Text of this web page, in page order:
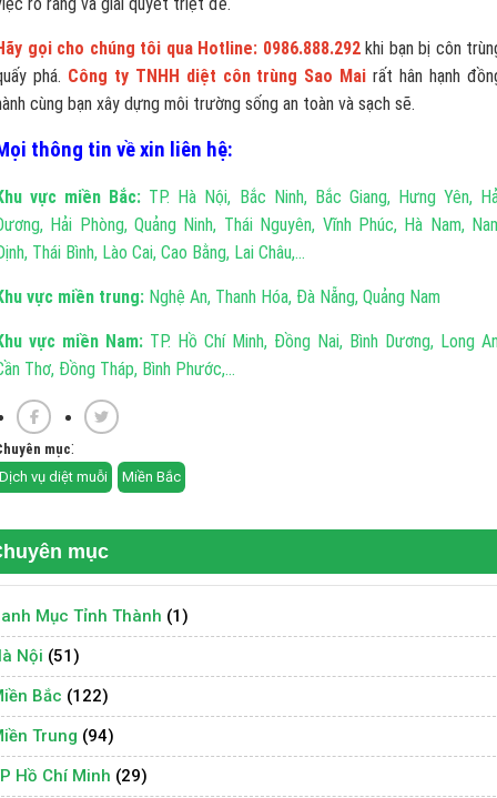
mục
Mục Tỉnh Thành (1)
Nội (51)
Bắc (122)
Trung (94)
Hồ Chí Minh (29)
gọi cho chúng tôi qua Hotline: 0986.888.292khi bạn bị côn
phá. Công ty TNHH diệt côn trùng Sao Mai rất hân hạnh
cùng bạn xây dựng môi trường sống an toàn và sạch sẽ.
thông tin về xin liên hệ:
vực miền Bắc: TP. Hà Nội, Bắc Ninh, Bắc Giang, Hưng Yên,
Hải Phòng, Quảng Ninh, Thái Nguyên, Vĩnh Phúc, Hà Nam,
Thái Bình, Lào Cai, Cao Bằng, Lai Châu,...
vực miền trung: Nghệ An, Thanh Hóa, Đà Nẵng, Quảng Nam
vực miền Nam: TP. Hồ Chí Minh, Đồng Nai, Bình Dương, Long
Thơ, Đồng Tháp, Bình Phước,...
mục:
Dịch vụ diệt muỗi Miền Bắc